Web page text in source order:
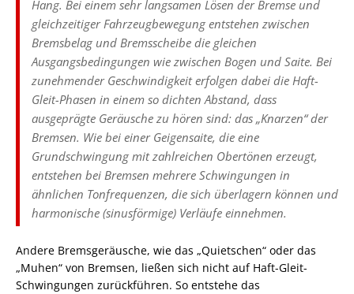
Hang. Bei einem sehr langsamen Lösen der Bremse und
gleichzeitiger Fahrzeugbewegung entstehen zwischen
Bremsbelag und Bremsscheibe die gleichen
Ausgangsbedingungen wie zwischen Bogen und Saite. Bei
zunehmender Geschwindigkeit erfolgen dabei die Haft-
Gleit-Phasen in einem so dichten Abstand, dass
ausgeprägte Geräusche zu hören sind: das „Knarzen“ der
Bremsen. Wie bei einer Geigensaite, die eine
Grundschwingung mit zahlreichen Obertönen erzeugt,
entstehen bei Bremsen mehrere Schwingungen in
ähnlichen Tonfrequenzen, die sich überlagern können und
harmonische (sinusförmige) Verläufe einnehmen.
Andere Bremsgeräusche, wie das „Quietschen“ oder das
„Muhen“ von Bremsen, ließen sich nicht auf Haft-Gleit-
Schwingungen zurückführen. So entstehe das